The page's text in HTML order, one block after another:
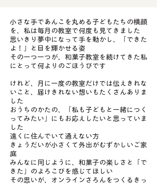
小さな手であんこを丸める子どもたちの横顔
を、私は毎月の教室で何度も見てきました
思いきり夢中になって手を動かし、「できた
よ！」と目を輝かせる姿
その一つ一つが、和菓子教室を続けてきた私
にとって何よりのごほうびです
けれど、月に一度の教室だけでは伝えきれな
いこと、届けきれない想いもたくさんありま
した
おうちのかたの、「私も子どもと一緒につく
ってみたい」にもお応えしたいと思っていま
した
遠くに住んでいて通えない方
きょうだいが小さくて外出がむずかしいご家
庭
みんなに同じように、和菓子の楽しさと「で
きた」のよろこびを感じてほしい
その思いが、オンラインさろんをつくるきっ